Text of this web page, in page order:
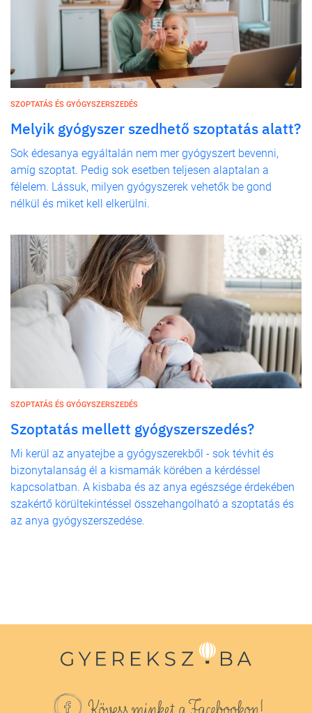
SZOPTATÁS ÉS GYÓGYSZERSZEDÉS
Melyik gyógyszer szedhető szoptatás alatt?
Sok édesanya egyáltalán nem mer gyógyszert bevenni,
amíg szoptat. Pedig sok esetben teljesen alaptalan a
félelem. Lássuk, milyen gyógyszerek vehetők be gond
nélkül és miket kell elkerülni.
SZOPTATÁS ÉS GYÓGYSZERSZEDÉS
Szoptatás mellett gyógyszerszedés?
Mi kerül az anyatejbe a gyógyszerekből - sok tévhit és
bizonytalanság él a kismamák körében a kérdéssel
kapcsolatban. A kisbaba és az anya egészsége érdekében
szakértő körültekintéssel összehangolható a szoptatás és
az anya gyógyszerszedése.